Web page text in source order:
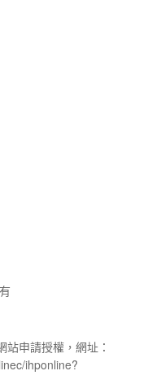
申請授權，網址：
ihponline?